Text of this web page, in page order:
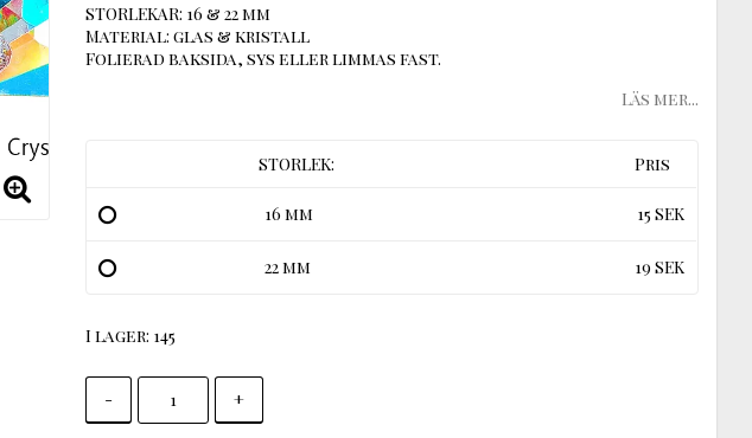
STORLEKAR: 16 & 22 mm
Material: glas & kristall
Folierad baksida, sys eller limmas fast.
Läs mer...
STORLEK: Pris
16 mm 15 SEK
22 mm 19 SEK
I lager: 145
- +